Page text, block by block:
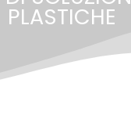
PLASTICHE